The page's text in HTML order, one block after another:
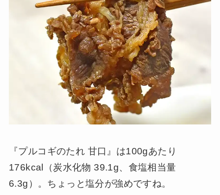
『プルコギのたれ 甘口』は100gあたり
176kcal（炭水化物 39.1g、食塩相当量
6.3g）。ちょっと塩分が強めですね。